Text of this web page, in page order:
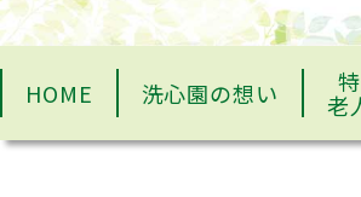
HOME 洗心園の想い 老